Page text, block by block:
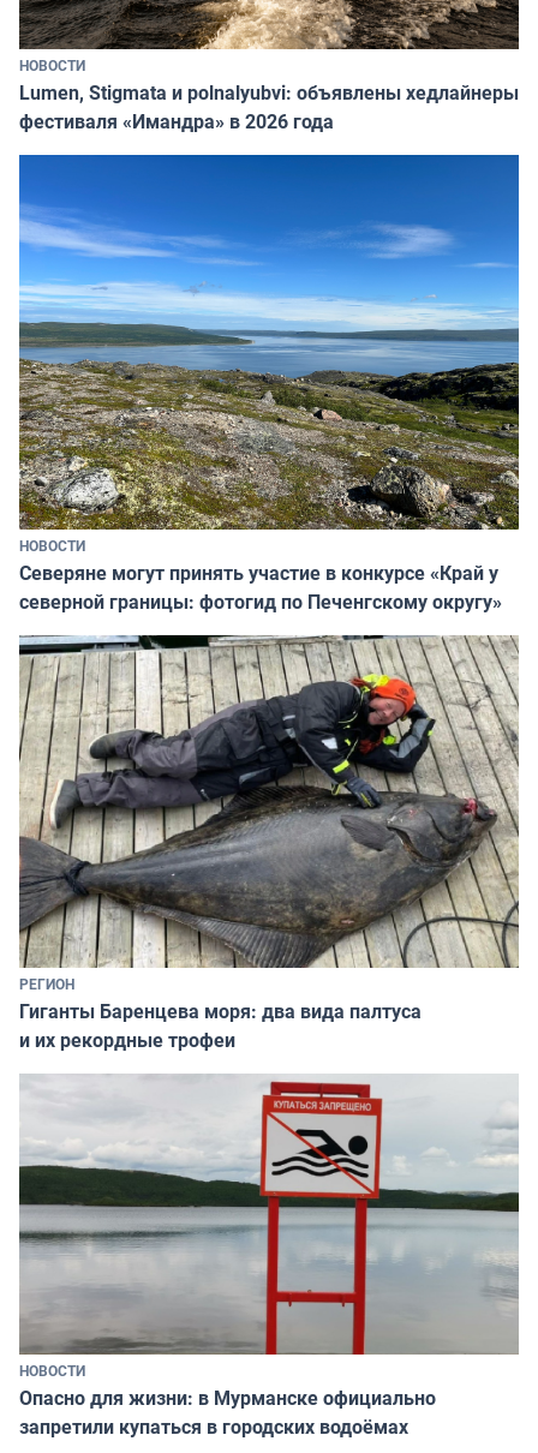
НОВОСТИ
Lumen, Stigmata и polnalyubvi: объявлены хедлайнеры
фестиваля «Имандра» в 2026 года
НОВОСТИ
Северяне могут принять участие в конкурсе «Край у
северной границы: фотогид по Печенгскому округу»
РЕГИОН
Гиганты Баренцева моря: два вида палтуса
и их рекордные трофеи
НОВОСТИ
Опасно для жизни: в Мурманске официально
запретили купаться в городских водоёмах